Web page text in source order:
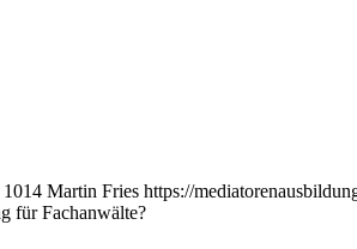
1014 Martin Fries https://
für Fachanwälte?